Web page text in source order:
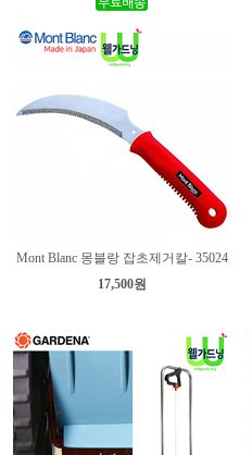
Mont Blanc 몽블랑 잡초제거칼- 35024
17,500원